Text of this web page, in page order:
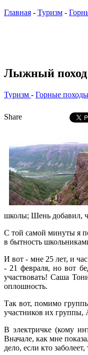
Главная - Туризм -
Лыжный поход
Туризм - Горные
Share
школы; Шень добавил,
С той самой минуты я
в бытность
И вот - мне 25 лет, и
- 21 февраля, но вот
участвовать! Саша
оплошность.
Так вот, помимо
участников их группы,
В электричке (кому
Вначале, как мне
дело, если кто